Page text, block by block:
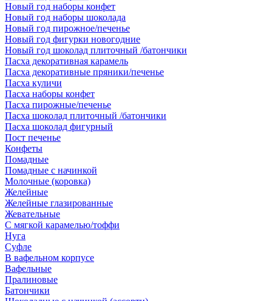
Новый год наборы конфет
Новый год наборы шоколада
Новый год пирожное/печенье
Новый год фигурки новогодние
Новый год шоколад плиточный /батончики
Пасха декоративная карамель
Пасха декоративные пряники/печенье
Пасха куличи
Пасха наборы конфет
Пасха пирожные/печенье
Пасха шоколад плиточный /батончики
Пасха шоколад фигурный
Пост печенье
Конфеты
Помадные
Помадные с начинкой
Молочные (коровка)
Желейные
Желейные глазированные
Жевательные
С мягкой карамелью/тоффи
Нуга
Суфле
В вафельном корпусе
Вафельные
Пралиновые
Батончики